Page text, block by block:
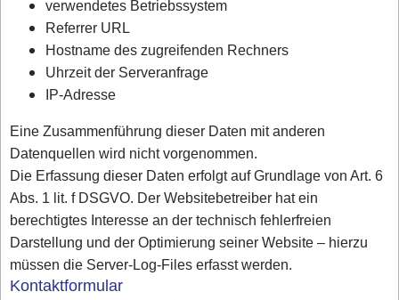
verwendetes Betriebssystem
Referrer URL
Hostname des zugreifenden Rechners
Uhrzeit der Serveranfrage
IP-Adresse
Eine Zusammenführung dieser Daten mit anderen
Datenquellen wird nicht vorgenommen.
Die Erfassung dieser Daten erfolgt auf Grundlage von Art. 6
Abs. 1 lit. f DSGVO. Der Websitebetreiber hat ein
berechtigtes Interesse an der technisch fehlerfreien
Darstellung und der Optimierung seiner Website – hierzu
müssen die Server-Log-Files erfasst werden.
Kontaktformular